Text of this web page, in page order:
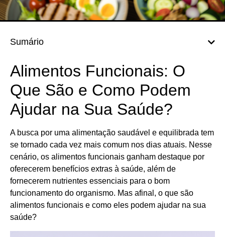
Sumário
Alimentos Funcionais: O
Que São e Como Podem
Ajudar na Sua Saúde?
A busca por uma alimentação saudável e equilibrada tem
se tornado cada vez mais comum nos dias atuais. Nesse
cenário, os alimentos funcionais ganham destaque por
oferecerem benefícios extras à saúde, além de
fornecerem nutrientes essenciais para o bom
funcionamento do organismo. Mas afinal, o que são
alimentos funcionais e como eles podem ajudar na sua
saúde?